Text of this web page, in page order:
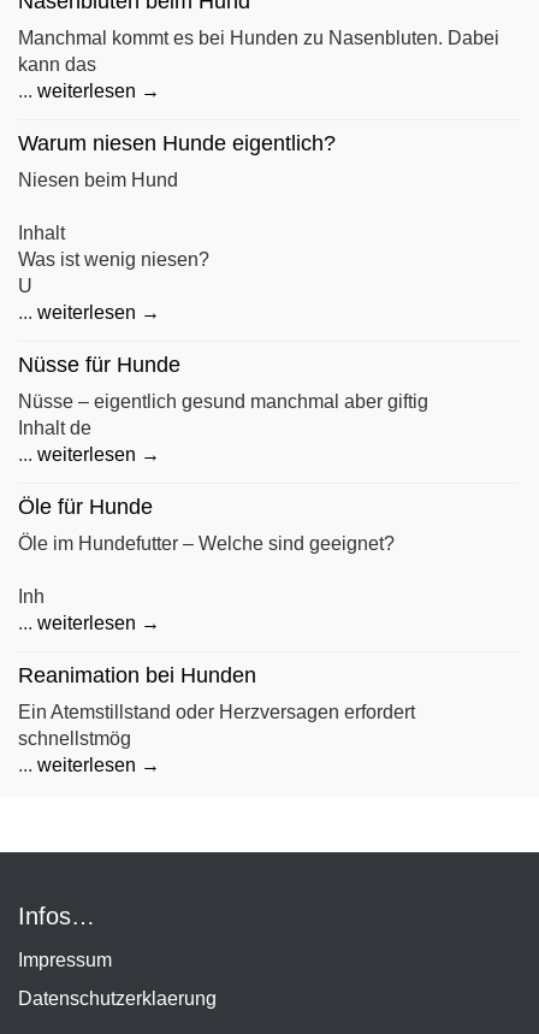
Manchmal kommt es bei Hunden zu Nasenbluten. Dabei
kann das
... weiterlesen →
Warum niesen Hunde eigentlich?
Niesen beim Hund
Inhalt
Was ist wenig niesen?
U
... weiterlesen →
Nüsse für Hunde
Nüsse – eigentlich gesund manchmal aber giftig
Inhalt de
... weiterlesen →
Öle für Hunde
Öle im Hundefutter – Welche sind geeignet?
Inh
... weiterlesen →
Reanimation bei Hunden
Ein Atemstillstand oder Herzversagen erfordert
schnellstmög
... weiterlesen →
Infos…
Impressum
Datenschutzerklaerung